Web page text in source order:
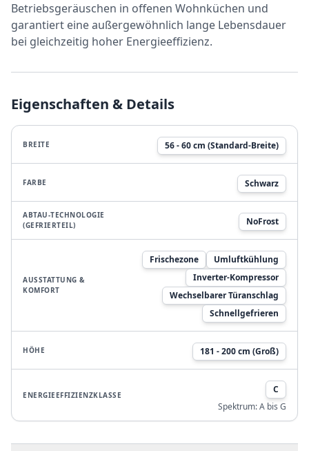
Betriebsgeräuschen in offenen Wohnküchen und
garantiert eine außergewöhnlich lange Lebensdauer
bei gleichzeitig hoher Energieeffizienz.
Eigenschaften & Details
BREITE 56 - 60 cm (Standard-Breite)
FARBE Schwarz
ABTAU-TECHNOLOGIE
(GEFRIERTEIL)
NoFrost
AUSSTATTUNG &
KOMFORT
Frischezone
Umluftkühlung
Inverter-Kompressor
Wechselbarer Türanschlag
Schnellgefrieren
HÖHE 181 - 200 cm (Groß)
ENERGIEEFFIZIENZKLASSE
C
Spektrum:A bis G